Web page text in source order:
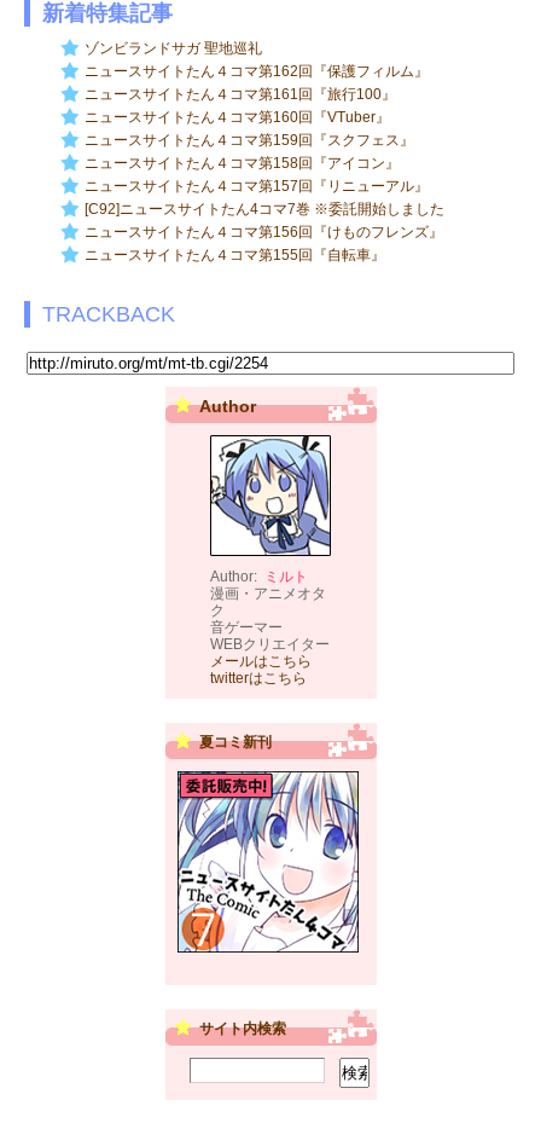
新着特集記事
ゾンビランドサガ 聖地巡礼
ニュースサイトたん４コマ第162回『保護フィルム』
ニュースサイトたん４コマ第161回『旅行100』
ニュースサイトたん４コマ第160回『VTuber』
ニュースサイトたん４コマ第159回『スクフェス』
ニュースサイトたん４コマ第158回『アイコン』
ニュースサイトたん４コマ第157回『リニューアル』
[C92]ニュースサイトたん4コマ7巻 ※委託開始しました
ニュースサイトたん４コマ第156回『けものフレンズ』
ニュースサイトたん４コマ第155回『自転車』
TRACKBACK
Author
Author:
ミルト
漫画・アニメオタ
ク
音ゲーマー
WEBクリエイター
メールはこちら
twitterはこちら
夏コミ新刊
サイト内検索